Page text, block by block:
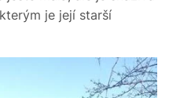
je její starší